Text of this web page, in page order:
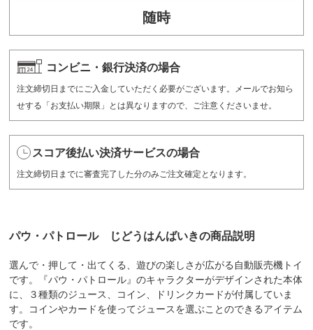
随時
コンビニ・銀行決済の場合
注文締切日までにご入金していただく必要がございます。メールでお知ら
せする「お支払い期限」とは異なりますので、ご注意くださいませ。
スコア後払い決済サービスの場合
注文締切日までに審査完了した分のみご注文確定となります。
パウ・パトロール じどうはんばいきの商品説明
選んで・押して・出てくる、遊びの楽しさが広がる自動販売機トイ
です。『パウ・パトロール』のキャラクターがデザインされた本体
に、３種類のジュース、コイン、ドリンクカードが付属していま
す。コインやカードを使ってジュースを選ぶことのできるアイテム
です。